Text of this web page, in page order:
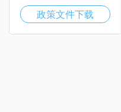
政策文件下载